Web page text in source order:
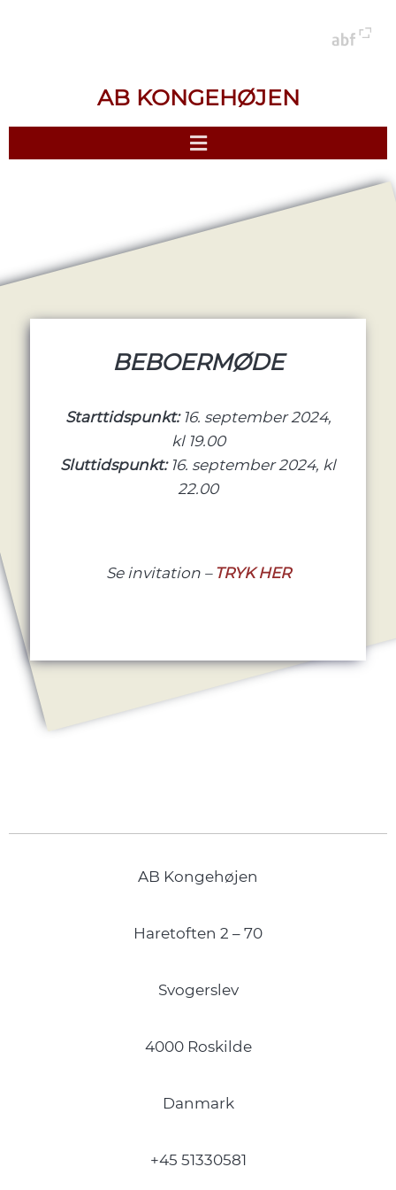
AB KONGEHØJEN
BEBOERMØDE
Starttidspunkt: 16. september 2024,
kl 19.00
Sluttidspunkt: 16. september 2024, kl
22.00
Se invitation – TRYK HER
AB Kongehøjen
Haretoften 2 – 70
Svogerslev
4000 Roskilde
Danmark
+45 51330581